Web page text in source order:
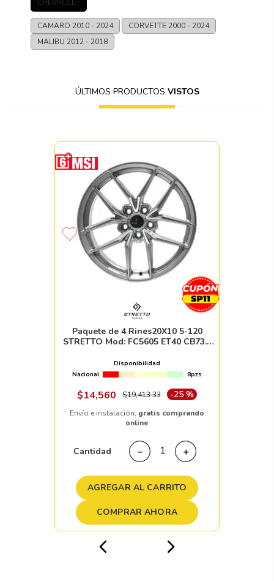
CHEVROLET
CAMARO 2010 - 2024 CORVETTE 2000 - 2024
MALIBU 2012 - 2018
ÚLTIMOS PRODUCTOS VISTOS
Paquete de 4 Rines20X10 5-120
STRETTO Mod: FC5605 ET40 CB73.1
Disponibilidad
Nacional
8pzs
$14,560 $19,413.33 -25 %
Envío e instalación, gratis comprando
online
Cantidad ＋
－
AGREGAR AL CARRITO
COMPRAR AHORA